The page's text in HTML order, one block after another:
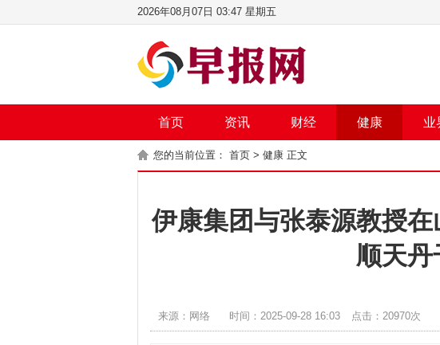
2026年08月07日 03:47 星期五
首页 资讯 财经 健康 业
您的当前位置： 首页 > 健康 正文
伊康集团与张泰源教授
顺天
来源：网络 时间：2025-09-28 16:03 点击： 20970次